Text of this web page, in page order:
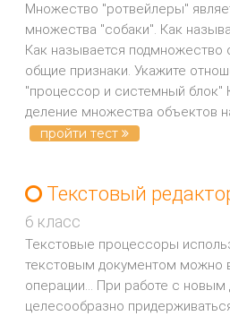
Множество "ротвейлеры"
множества "собаки". Как
Как называется
общие признаки. Укажите
"процессор и системный блок"
деление множества объектов
пройти тест
Текстовый
6 класс
Текстовые процессоры
текстовым документом можно
операции... При работе с
целесообразно